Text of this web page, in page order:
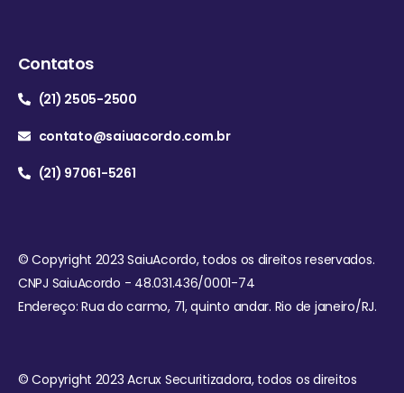
Contatos
(21) 2505-2500
contato@saiuacordo.com.br
(21) 97061-5261
© Copyright 2023 SaiuAcordo, todos os direitos reservados.
CNPJ SaiuAcordo - 48.031.436/0001-74
Endereço: Rua do carmo, 71, quinto andar. Rio de janeiro/RJ.
© Copyright 2023 Acrux Securitizadora, todos os direitos